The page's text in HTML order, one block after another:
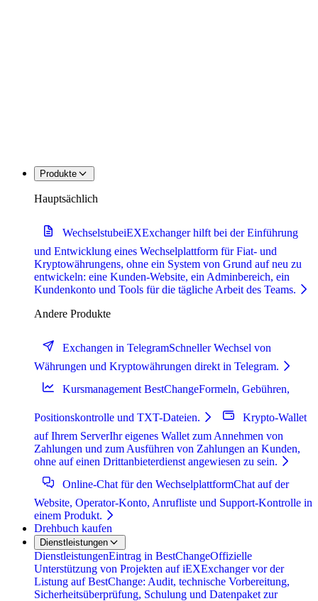
Produkte
Hauptsächlich
WechselstubeiEXExchanger hilft bei der Einführung
und Entwicklung eines Wechselplattform für Fiat- und
Kryptowährungens, ohne ein System von Grund auf neu zu
entwickeln: eine Kunden-Website, ein Adminbereich, ein
Kundenkonto und Tools für die tägliche Arbeit des Teams.
Andere Produkte
Exchangen in TelegramSchneller Wechsel von
Währungen und Kryptowährungen direkt in Telegram.
Kursmanagement BestChangeFormeln, Gebühren,
Positionskontrolle und TXT-Dateien.
Krypto-Wallet
auf Ihrem ServerIhr eigenes Wallet zum Annehmen von
Zahlungen und zum Ausführen von Zahlungen an Kunden,
ohne auf einen Drittanbieterdienst angewiesen zu sein.
Online-Chat für den WechselplattformChat auf der
Website, Operator-Konto, Anrufliste und Support-Kontrolle in
einem Produkt.
Drehbuch kaufen
Dienstleistungen
DienstleistungenEintrag in BestChangeOffizielle
Unterstützung von Projekten auf iEXExchanger vor der
Listung auf BestChange: Audit, technische Vorbereitung,
Sicherheitsüberprüfung, Schulung und Datenpaket zur